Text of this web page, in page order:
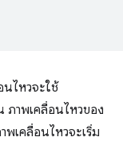
นไหวจะใช้
ภาพเคลื่อนไหวของ
พเคลื่อนไหวจะเริ่ม